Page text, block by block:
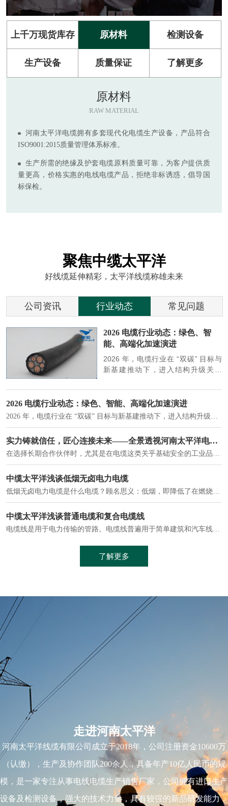
上千万现货库存 原材料 检测设备
生产设备 质量保证 了解更多
原材料
RAW MATERIAL
河南太平洋电缆拥有多套现代化电缆生产设备，产品符合
ISO9001:2015质量管理体系标准。
生产所需的绝缘及护套电缆原料质量可靠，为客户提供质
量更高，价格实惠的电线电缆产品，拒绝非标诱惑，倡导国
标保检。
聚焦中缆太平洋
好线缆延伸精彩，太平洋线缆称雄未来
公司资讯 行业动态 常见问题
2026 电缆行业动态：绿色、智
能、高端化加速演进
2026 年，电缆行业在 “双碳” 目标与
新基建推动下，进入结构升级关键
大清晰趋势，市场格局持续优化。
2026 电缆行业动态：绿色、智能、高端化加速演进
实力铸就信任，匠心连接未来——全景透视河南太平洋电缆厂
在选择长期合作伙伴时，尤其是在电缆这类关乎基础安全的工业品上，供应商的“内在实力”远比一纸报价单更重要。今天，我们邀请您“云参观”河南太平洋电缆厂，透过每一个细节，看我们如何将“可靠”二字，铸入每一米电缆。
中缆太平洋浅谈低烟无卤电力电缆
低烟无卤电力电缆是什么电缆？顾名思义：低烟，即降低了在燃烧时有害物体的产生；卤素对于人体来说是一种有毒气体，无卤就是没有毒气体的释放，通常是针对电缆遇火灾时而言的。低烟无卤电力电缆又可以称之为环保电缆，低烟无卤电缆大多数用于医院和对环境卫生要求比较严格的地方。
中缆太平洋浅谈普通电缆和复合电缆线
电缆线是用于电力传输的管路。电缆线普遍用于简单建筑和汽车线材，作为能源输送缆线，电缆线的复杂结构勿庸置疑。根据目标功能，电缆线具有以下一些特点：建筑用和车用线材要求轻质、大批量生产、价格低廉、具有相当的电学和力学性能和长时间的耐老化性能；工业用线材必须具有符合客户要求的性能；
了解更多
走进河南太平洋
河南太平洋线缆有限公司成立于2018年，公司注册资金10600万
（认缴），生产及协作团队200余人，具备年产10亿人民币的规
模，是一家专注从事电线电缆生产销售厂家，公司拥有进口生产
设备及检测设备，强大的技术力量，具有较强的新品研发能力，